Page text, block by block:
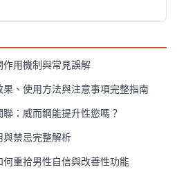
即可感受到明顯的改善效果。
作用機制與常見誤解
、使用方法與注意事項完整指南
：威而鋼能提升性慾嗎？
與禁忌完整解析
重拾男性自信與改善性功能